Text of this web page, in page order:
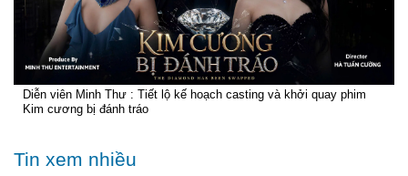
Diễn viên Minh Thư : Tiết lộ kế hoạch casting và khởi quay phim
Kim cương bị đánh tráo
Tin xem nhiều